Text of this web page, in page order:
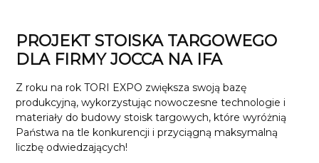
PROJEKT STOISKA TARGOWEGO
DLA FIRMY JOCCA NA IFA
Z roku na rok TORI EXPO zwiększa swoją bazę
produkcyjną, wykorzystując nowoczesne technologie i
materiały do budowy stoisk targowych, które wyróżnią
Państwa na tle konkurencji i przyciągną maksymalną
liczbę odwiedzających!